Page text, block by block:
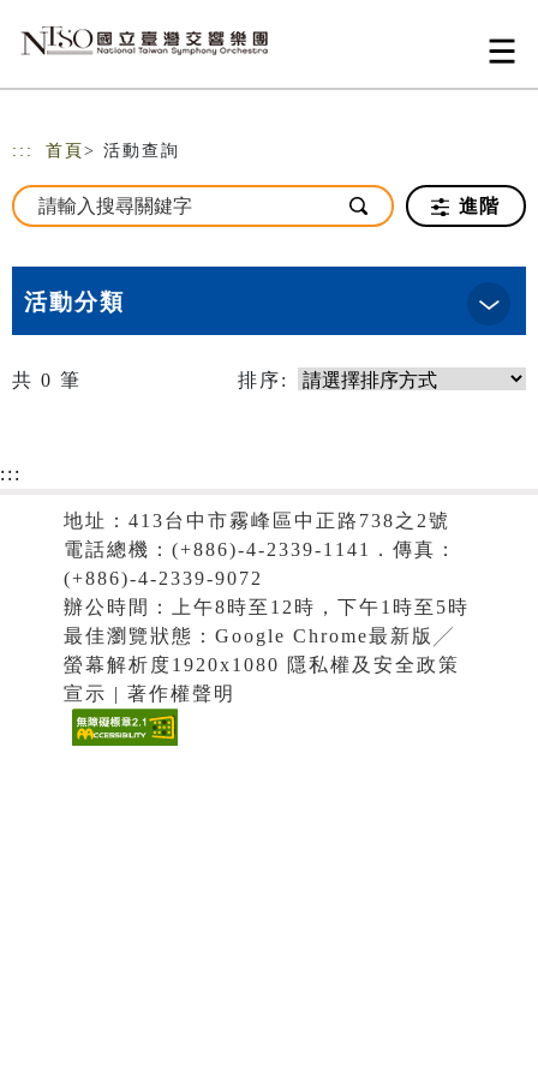
::: 首頁 > 活動查詢
進階
活動分類
共 0 筆 排序:
:::
地址：413台中市霧峰區中正路738之2號
電話總機：(+886)-4-2339-1141．傳真：
(+886)-4-2339-9072
辦公時間：上午8時至12時，下午1時至5時
最佳瀏覽狀態：Google Chrome最新版╱
螢幕解析度1920x1080 隱私權及安全政策
宣示 | 著作權聲明